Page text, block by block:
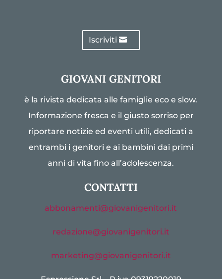
Iscriviti
GIOVANI GENITORI
è la rivista dedicata alle famiglie eco e slow.
Informazione fresca e il giusto sorriso per
riportare notizie ed eventi utili, dedicati a
entrambi i genitori e ai bambini dai primi
anni di vita fino all’adolescenza.
CONTATTI
abbonamenti@giovanigenitori.it
redazione@giovanigenitori.it
marketing@giovanigenitori.it